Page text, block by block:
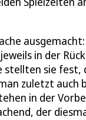
in der
sie fest,
zuletzt auch
in der
der